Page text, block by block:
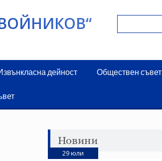
дейност Обществен съвет
Новини
29юли